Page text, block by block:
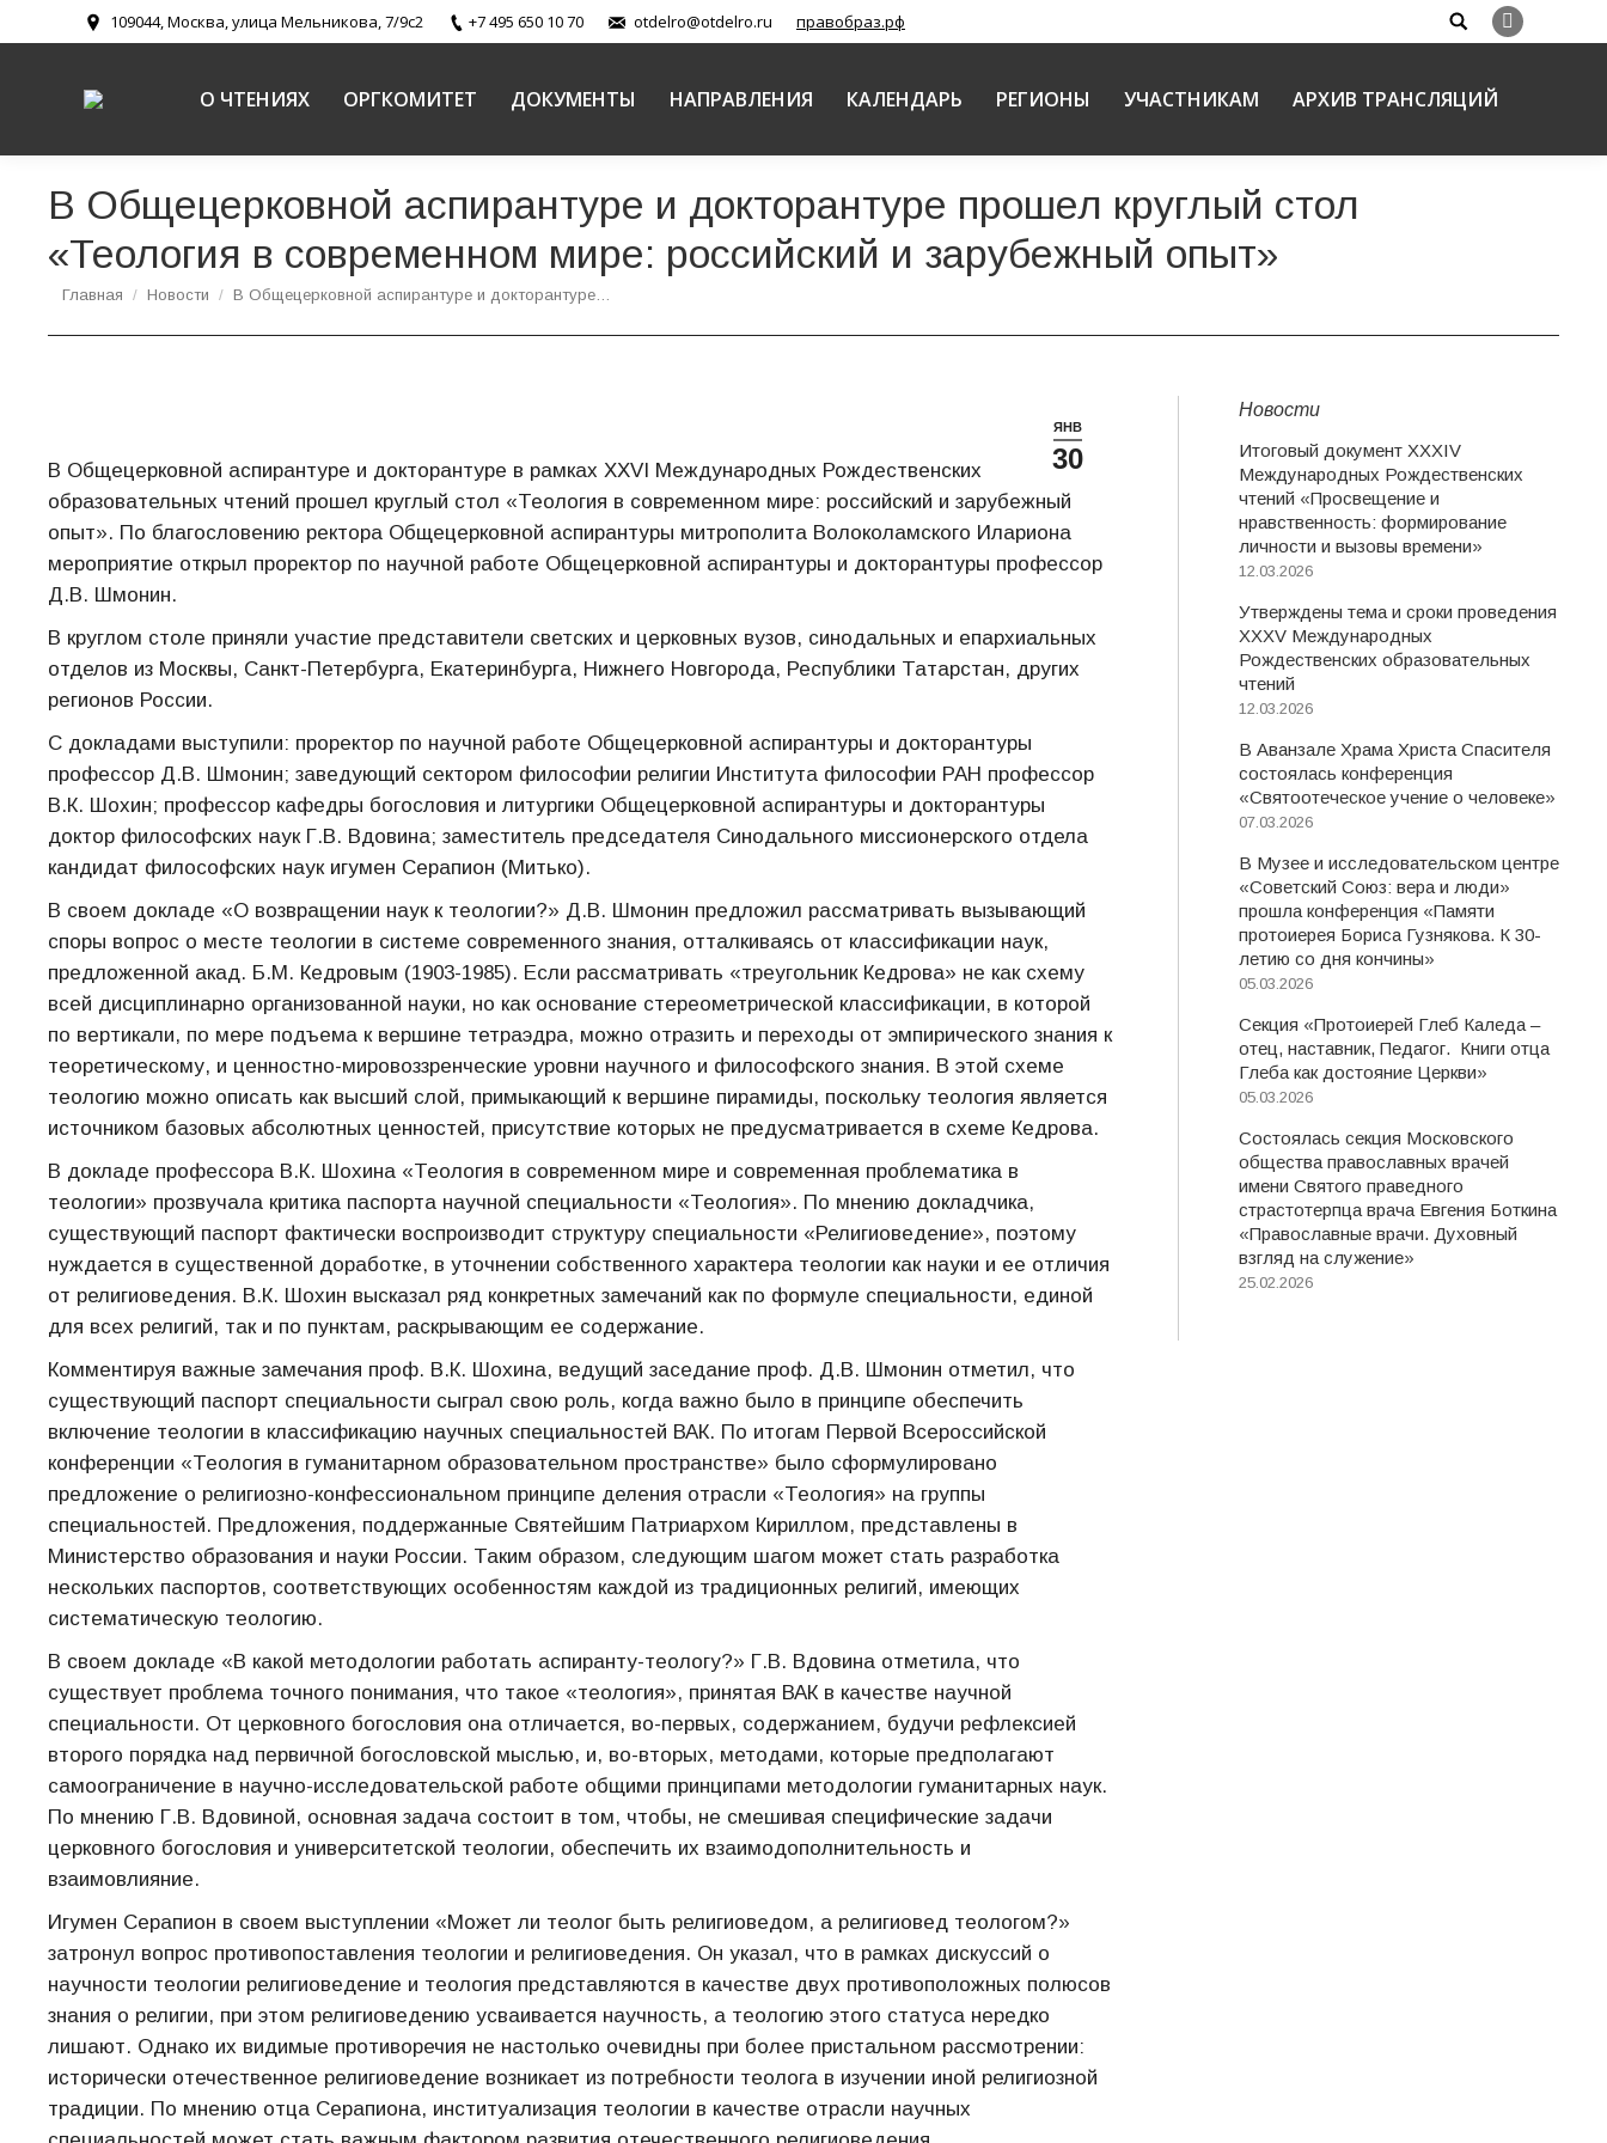
109044, Москва, улица Мельникова, 7/9с2 +7 495 650 10 70 otdelro@otdelro.ru правобраз.рф Search:
Вконтакте
О ЧТЕНИЯХ ОРГКОМИТЕТ ДОКУМЕНТЫ НАПРАВЛЕНИЯ КАЛЕНДАРЬ РЕГИОНЫ УЧАСТНИКАМ АРХИВ ТРАНСЛЯЦИЙ
В Общецерковной аспирантуре и докторантуре прошел круглый стол
«Теология в современном мире: российский и зарубежный опыт»
Вы здесь:
Главная Новости В Общецерковной аспирантуре и докторантуре…
ЯНВ
30
В Общецерковной аспирантуре и докторантуре в рамках XXVI Международных Рождественских
образовательных чтений прошел круглый стол «Теология в современном мире: российский и зарубежный
опыт». По благословению ректора Общецерковной аспирантуры митрополита Волоколамского Илариона
мероприятие открыл проректор по научной работе Общецерковной аспирантуры и докторантуры профессор
Д.В. Шмонин.
В круглом столе приняли участие представители светских и церковных вузов, синодальных и епархиальных
отделов из Москвы, Санкт-Петербурга, Екатеринбурга, Нижнего Новгорода, Республики Татарстан, других
регионов России.
С докладами выступили: проректор по научной работе Общецерковной аспирантуры и докторантуры
профессор Д.В. Шмонин; заведующий сектором философии религии Института философии РАН профессор
В.К. Шохин; профессор кафедры богословия и литургики Общецерковной аспирантуры и докторантуры
доктор философских наук Г.В. Вдовина; заместитель председателя Синодального миссионерского отдела
кандидат философских наук игумен Серапион (Митько).
В своем докладе «О возвращении наук к теологии?» Д.В. Шмонин предложил рассматривать вызывающий
споры вопрос о месте теологии в системе современного знания, отталкиваясь от классификации наук,
предложенной акад. Б.М. Кедровым (1903-1985). Если рассматривать «треугольник Кедрова» не как схему
всей дисциплинарно организованной науки, но как основание стереометрической классификации, в которой
по вертикали, по мере подъема к вершине тетраэдра, можно отразить и переходы от эмпирического знания к
теоретическому, и ценностно-мировоззренческие уровни научного и философского знания. В этой схеме
теологию можно описать как высший слой, примыкающий к вершине пирамиды, поскольку теология является
источником базовых абсолютных ценностей, присутствие которых не предусматривается в схеме Кедрова.
В докладе профессора В.К. Шохина «Теология в современном мире и современная проблематика в
теологии» прозвучала критика паспорта научной специальности «Теология». По мнению докладчика,
существующий паспорт фактически воспроизводит структуру специальности «Религиоведение», поэтому
нуждается в существенной доработке, в уточнении собственного характера теологии как науки и ее отличия
от религиоведения. В.К. Шохин высказал ряд конкретных замечаний как по формуле специальности, единой
для всех религий, так и по пунктам, раскрывающим ее содержание.
Комментируя важные замечания проф. В.К. Шохина, ведущий заседание проф. Д.В. Шмонин отметил, что
существующий паспорт специальности сыграл свою роль, когда важно было в принципе обеспечить
включение теологии в классификацию научных специальностей ВАК. По итогам Первой Всероссийской
конференции «Теология в гуманитарном образовательном пространстве» было сформулировано
предложение о религиозно-конфессиональном принципе деления отрасли «Теология» на группы
специальностей. Предложения, поддержанные Святейшим Патриархом Кириллом, представлены в
Министерство образования и науки России. Таким образом, следующим шагом может стать разработка
нескольких паспортов, соответствующих особенностям каждой из традиционных религий, имеющих
систематическую теологию.
В своем докладе «В какой методологии работать аспиранту-теологу?» Г.В. Вдовина отметила, что
существует проблема точного понимания, что такое «теология», принятая ВАК в качестве научной
специальности. От церковного богословия она отличается, во-первых, содержанием, будучи рефлексией
второго порядка над первичной богословской мыслью, и, во-вторых, методами, которые предполагают
самоограничение в научно-исследовательской работе общими принципами методологии гуманитарных наук.
По мнению Г.В. Вдовиной, основная задача состоит в том, чтобы, не смешивая специфические задачи
церковного богословия и университетской теологии, обеспечить их взаимодополнительность и
взаимовлияние.
Игумен Серапион в своем выступлении «Может ли теолог быть религиоведом, а религиовед теологом?»
затронул вопрос противопоставления теологии и религиоведения. Он указал, что в рамках дискуссий о
научности теологии религиоведение и теология представляются в качестве двух противоположных полюсов
знания о религии, при этом религиоведению усваивается научность, а теологию этого статуса нередко
лишают. Однако их видимые противоречия не настолько очевидны при более пристальном рассмотрении:
исторически отечественное религиоведение возникает из потребности теолога в изучении иной религиозной
традиции. По мнению отца Серапиона, институализация теологии в качестве отрасли научных
Новости
Итоговый документ XXХIV
Международных Рождественских
чтений «Просвещение и
нравственность: формирование
личности и вызовы времени»
12.03.2026
Утверждены тема и сроки проведения
XXXV Международных
Рождественских образовательных
чтений
12.03.2026
В Аванзале Храма Христа Спасителя
состоялась конференция
«Святоотеческое учение о человеке»
07.03.2026
В Музее и исследовательском центре
«Советский Союз: вера и люди»
прошла конференция «Памяти
протоиерея Бориса Гузнякова. К 30-
летию со дня кончины»
05.03.2026
Секция «Протоиерей Глеб Каледа –
отец, наставник, Педагог. Книги отца
Глеба как достояние Церкви»
05.03.2026
Состоялась секция Московского
общества православных врачей
имени Святого праведного
страстотерпца врача Евгения Боткина
«Православные врачи. Духовный
взгляд на служение»
25.02.2026